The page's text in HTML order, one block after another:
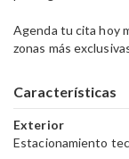
Agenda tu cita hoy
zonas más
Características
Exterior
Estacionamiento